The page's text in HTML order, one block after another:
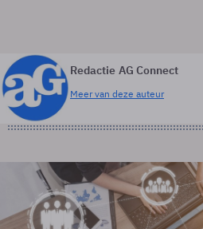
Redactie AG Connect
Meer van deze auteur